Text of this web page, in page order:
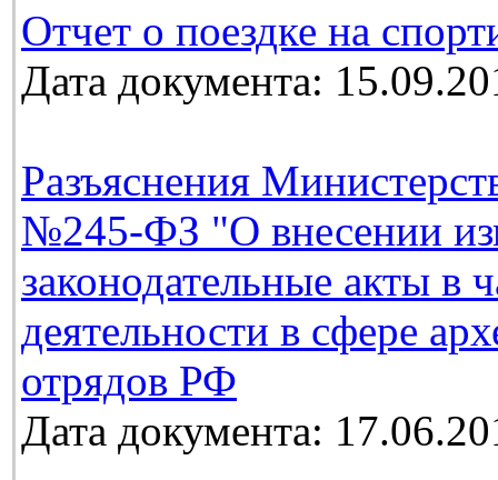
Отчет о поездке на
Дата документа:
Разъяснения
№245-ФЗ "О внесении
законодательные акты в
деятельности в сфере
отрядов РФ
Дата документа: